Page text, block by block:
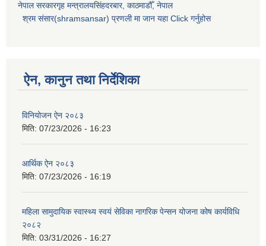
नेपाल सरकारगृह मन्त्रालयसिंहदरबार, काठमाडौँ, नेपाल
श्रम संसार(shramsansar) प्रणली मा जान यहा Click गर्नुहोस
ऐन, कानुन तथा निर्देशिका
विनियोजन ऐन २०८३
मिति: 07/23/2026 - 16:23
आर्थिक ऐन २०८३
मिति: 07/23/2026 - 16:19
महिला सामुदायिक स्वास्थ्य स्वयं सेविका नागरिक पेन्सन योजना कोष कार्यविधि
२०८२
मिति: 03/31/2026 - 16:27